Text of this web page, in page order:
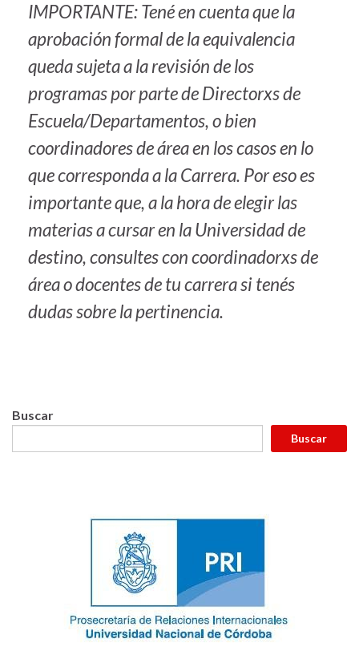
IMPORTANTE: Tené en cuenta que la
aprobación formal de la equivalencia
queda sujeta a la revisión de los
programas por parte de Directorxs de
Escuela/Departamentos, o bien
coordinadores de área en los casos en lo
que corresponda a la Carrera. Por eso es
importante que, a la hora de elegir las
materias a cursar en la Universidad de
destino, consultes con coordinadorxs de
área o docentes de tu carrera si tenés
dudas sobre la pertinencia.
Buscar
Buscar